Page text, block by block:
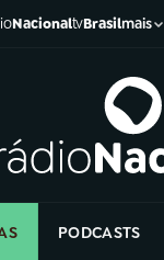
NacionaltvBrasilmais
PODCASTS